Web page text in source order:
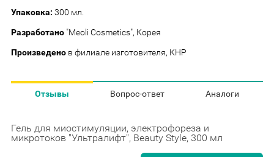
Упаковка: 300 мл.
Разработано "Meoli Cosmetics", Корея
Произведено в филиале изготовителя, КНР
Отзывы Вопрос-ответ Аналоги
Гель для миостимуляции, электрофореза и
микротоков "Ультралифт", Beauty Style, 300 мл